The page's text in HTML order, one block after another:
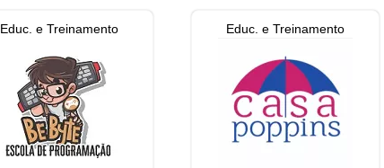
Educ. e Treinamento Educ. e Treinamento